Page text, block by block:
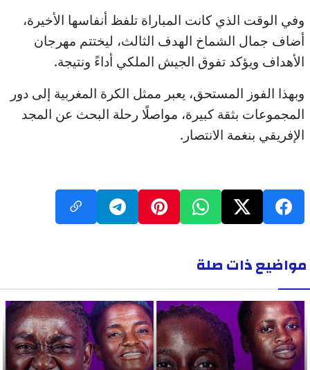
وفي الوقت الذي كانت المباراة تلفظ أنفاسها الأخيرة،
أضاف جمال الشماخ الهدف الثالث، ليختتم مهرجان
الأهداف ويؤكد تفوق الجيش الملكي أداءً ونتيجة.
وبهذا الفوز المستحق، يعبر ممثل الكرة المغربية إلى دور
المجموعات بثقة كبيرة، مواصلًا رحلة البحث عن المجد
الإفريقي بنغمة الانتصار.
مواضيع ذات صلة